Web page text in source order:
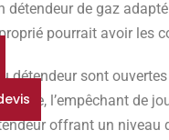
détendeur de gaz
pourrait avoir les
détendeur sont
l’empêchant de
offrant un niveau